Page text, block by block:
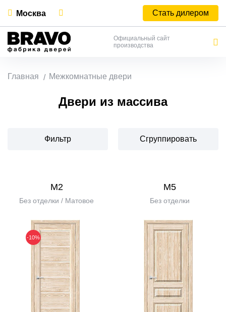
Москва Стать дилером
Официальный сайт
производства
Главная Межкомнатные двери
Двери из массива
Фильтр Сгруппировать
М2
Без отделки / Матовое
-10%
М5
Без отделки